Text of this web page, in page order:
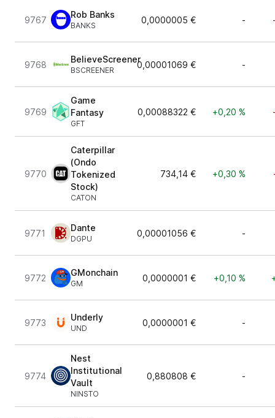
9767
Rob Banks
BANKS
0,0000005 € -
9768
BelieveScreener
BSCREENER
0,00001069 € -
9769
Game
Fantasy
GFT
0,00088322 € +0,20 %
9770
Caterpillar
(Ondo
Tokenized
Stock)
CATON
734,14 € +0,30 %
9771
Dante
DGPU
0,00001056 € -
9772
GMonchain
GM
0,0000001 € +0,10 %
9773
Underly
UND
0,0000001 € -
9774
Nest
Institutional
Vault
NINSTO
0,880808 € -